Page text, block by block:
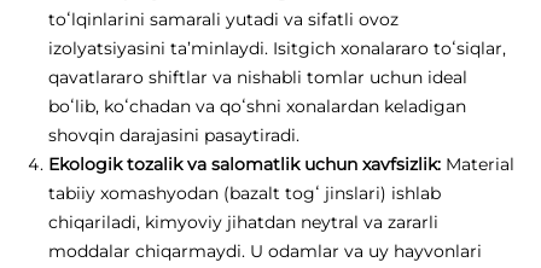
toʻlqinlarini samarali yutadi va sifatli ovoz
izolyatsiyasini ta’minlaydi. Isitgich xonalararo toʻsiqlar,
qavatlararo shiftlar va nishabli tomlar uchun ideal
boʻlib, koʻchadan va qoʻshni xonalardan keladigan
shovqin darajasini pasaytiradi.
Ekologik tozalik va salomatlik uchun xavfsizlik: Material
tabiiy xomashyodan (bazalt togʻ jinslari) ishlab
chiqariladi, kimyoviy jihatdan neytral va zararli
moddalar chiqarmaydi. U odamlar va uy hayvonlari